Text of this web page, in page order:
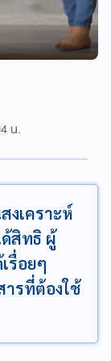
น.
งเคราะห์
สิทธิ ผู้
รื่อยๆ
รที่ต้องใช้